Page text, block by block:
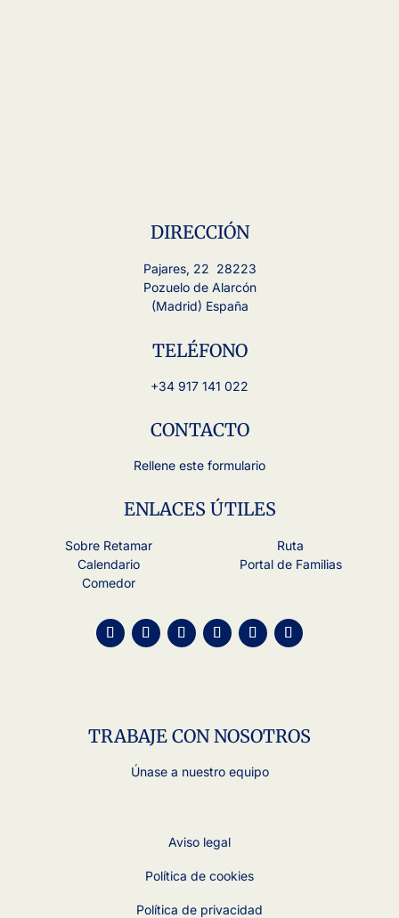
DIRECCIÓN
Pajares, 22 28223
Pozuelo de Alarcón
(Madrid) España
TELÉFONO
+34 917 141 022
CONTACTO
Rellene este formulario
ENLACES ÚTILES
Sobre Retamar
Calendario
Comedor
Ruta
Portal de Familias
TRABAJE CON NOSOTROS
Únase a nuestro equipo
Aviso legal
Política de cookies
Política de privacidad